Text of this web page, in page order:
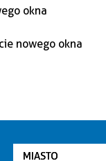
MIASTO